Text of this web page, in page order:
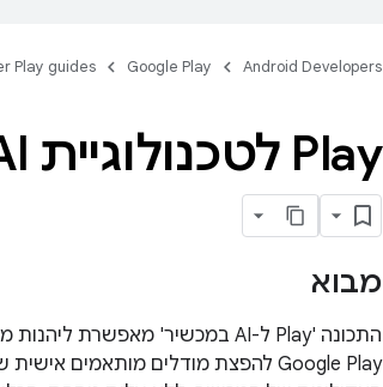
Android Developers
Google Play
Play guides
Play לטכנולוגיית AI מובנית במכשיר (בטא)
מבוא
התכונה 'Play ל-AI במכשיר' מאפשרת ליהנות מהיתרונות של